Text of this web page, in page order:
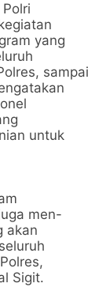
yang
sampai
untuk
men-
akan
Sigit.